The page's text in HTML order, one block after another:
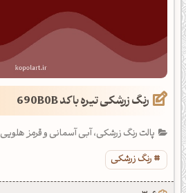
رنگ زرشکی تیره با کد 690B0B
پالت رنگ زرشکی، آبی آسمانی و قرمز هلویی
رنگ زرشکی